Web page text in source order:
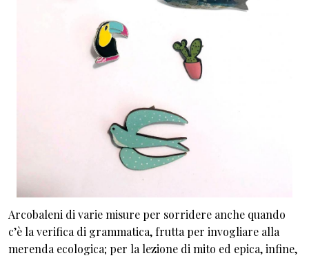
Arcobaleni di varie misure per sorridere anche quando
c’è la verifica di grammatica, frutta per invogliare alla
merenda ecologica; per la lezione di mito ed epica, infine,